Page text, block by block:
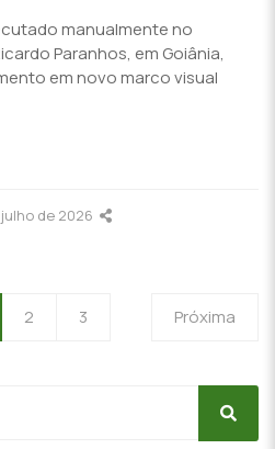
manualmente no
Paranhos, em Goiânia,
em novo marco visual
julho de 2026
2 3 Próxima